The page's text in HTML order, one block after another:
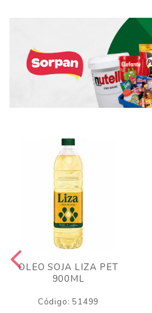
OLEO SOJA LIZA PET
900ML
Código: 51499